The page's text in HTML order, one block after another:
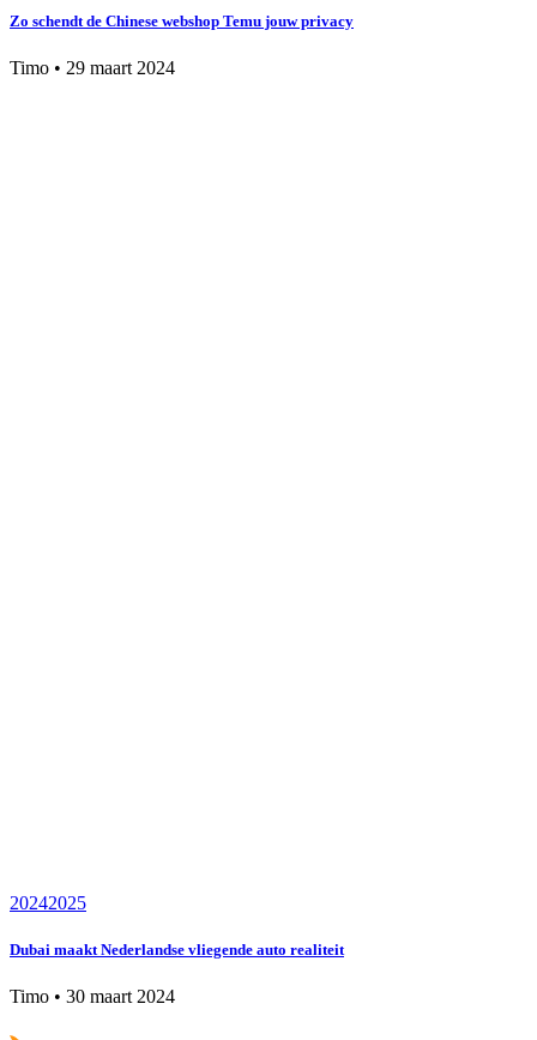
Zo schendt de Chinese webshop Temu jouw privacy
Timo • 29 maart 2024
20242025
Dubai maakt Nederlandse vliegende auto realiteit
Timo • 30 maart 2024